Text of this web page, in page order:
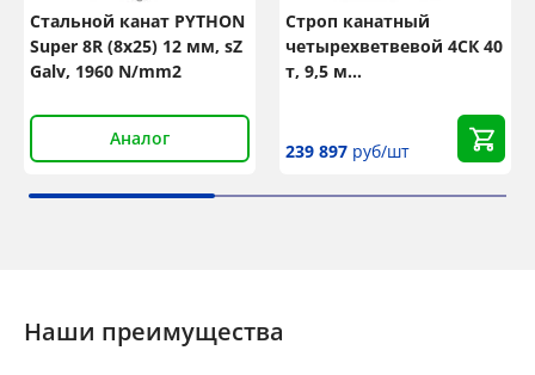
Стальной канат PYTHON
Super 8R (8x25) 12 мм, sZ
Galv, 1960 N/mm2
Аналог
Строп канатный
четырехветвевой 4СК 40
т, 9,5 м
239 897 руб/шт
Наши преимущества